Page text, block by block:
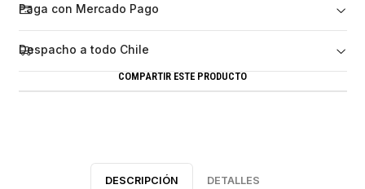
Paga con Mercado Pago
Despacho a todo Chile
COMPARTIR ESTE PRODUCTO
DESCRIPCIÓN DETALLES